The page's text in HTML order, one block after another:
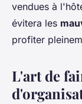
vendues à
évitera les
profiter
L'art de